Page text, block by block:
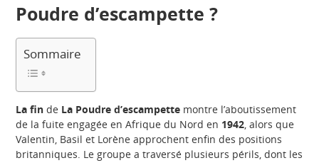
Poudre d’escampette ?
Sommaire
La fin de La Poudre d’escampette montre l’aboutissement
de la fuite engagée en Afrique du Nord en 1942, alors que
Valentin, Basil et Lorène approchent enfin des positions
britanniques. Le groupe a traversé plusieurs périls, dont les